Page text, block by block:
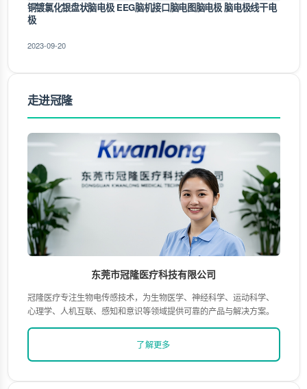
铜镀氯化银盘状脑电极 EEG脑机接口脑电图脑电极 脑电极线干电
极
2023-09-20
走进冠隆
东莞市冠隆医疗科技有限公司
冠隆医疗专注生物电传感技术，为生物医学、神经科学、运动科学、
心理学、人机互联、感知和意识等领域提供可靠的产品与解决方案。
了解更多